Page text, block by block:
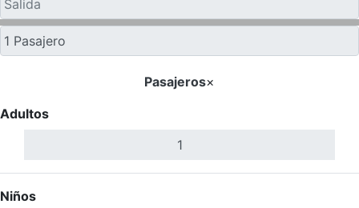
Pasajeros×
Adultos
Niños